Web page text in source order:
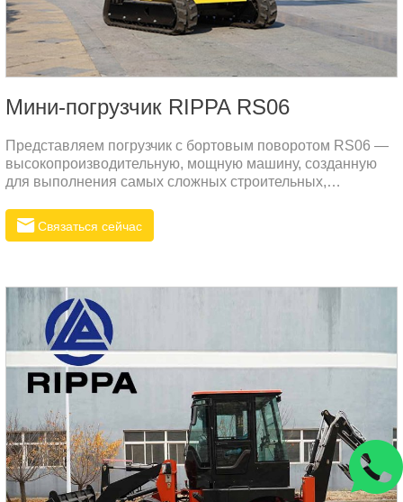
Мини-погрузчик RIPPA RS06
Представляем погрузчик с бортовым поворотом RS06 —
высокопроизводительную, мощную машину, созданную
для выполнения самых сложных строительных,
Разработанный как для прочности, так и для
универсальности, RS06 обеспечивает исключительную
решением для вашего следующего проекта.Основные
характеристики погрузчика с бортовым поворотом RS061.
Связаться сейчас